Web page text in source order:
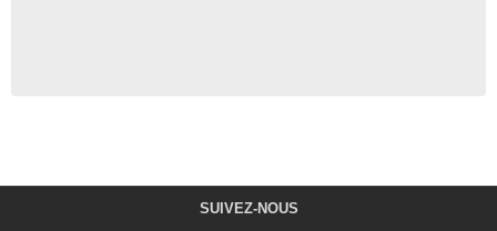
SUIVEZ-NOUS